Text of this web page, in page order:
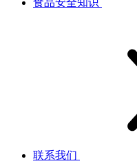
食品安全知识
联系我们